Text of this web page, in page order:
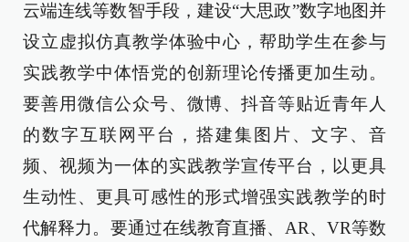
云端连线等数智手段，建设“大思政”数字地图并
设立虚拟仿真教学体验中心，帮助学生在参与
实践教学中体悟党的创新理论传播更加生动。
要善用微信公众号、微博、抖音等贴近青年人
的数字互联网平台，搭建集图片、文字、音
频、视频为一体的实践教学宣传平台，以更具
生动性、更具可感性的形式增强实践教学的时
代解释力。要通过在线教育直播、AR、VR等数